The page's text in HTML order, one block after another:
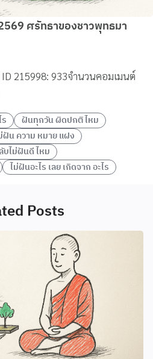
ศรัทธาของชาวพุทธมา
215998: 933จำนวนคอมเมนต์
ฝันทุกวัน ผิดปกติ ไหม
ฝัน ความ หมาย แฝง
บไม่ฝันดี ไหม
ไม่ฝันอะไร เลย เกิดจาก อะไร
Posts